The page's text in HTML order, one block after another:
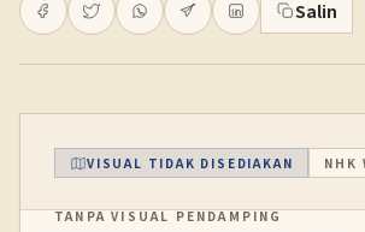
Salin
VISUAL TIDAK DISEDIAKAN NHK
TANPA VISUAL PENDAMPING